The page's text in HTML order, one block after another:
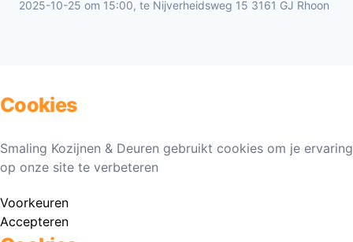
2025-10-25 om 15:00, te Nijverheidsweg 15 3161 GJ Rhoon
Cookies
Smaling Kozijnen & Deuren gebruikt cookies om je ervaring
op onze site te verbeteren
Voorkeuren
Accepteren